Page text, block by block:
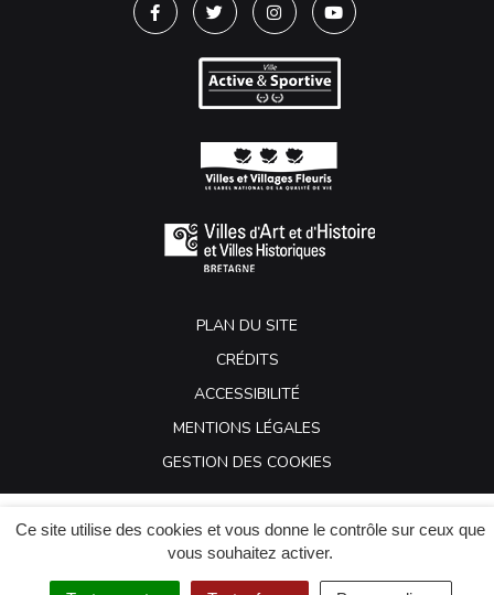
Ce site utilise des cookies et vous donne le contrôle sur ceux que
vous souhaitez activer.
Lien vers le compte Facebook
Lien vers le compte Twitter
Lien vers le compte
Lien vers la chaîne
PLAN DU SITE
CRÉDITS
ACCESSIBILITÉ
MENTIONS LÉGALES
GESTION DES COOKIES